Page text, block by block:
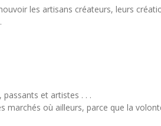
les artisans créateurs, leurs
et artistes . . .
marchés où ailleurs, parce que la